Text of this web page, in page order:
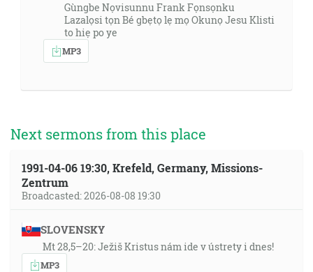
Gùngbe Nọvisunnu Frank Fọnsọnku
Lazalọsi tọn Bé gbẹtọ lẹ mọ Okunọ Jesu Klisti
to hiẹ po ye
MP3
Next sermons from this place
1991-04-06 19:30, Krefeld, Germany, Missions-
Zentrum
Broadcasted: 2026-08-08 19:30
SLOVENSKY
Mt 28,5–20: Ježiš Kristus nám ide v ústrety i dnes!
MP3